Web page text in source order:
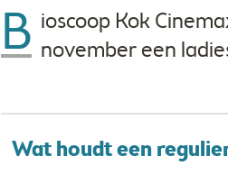
B ioscoop Kok
november een
Wat houdt een